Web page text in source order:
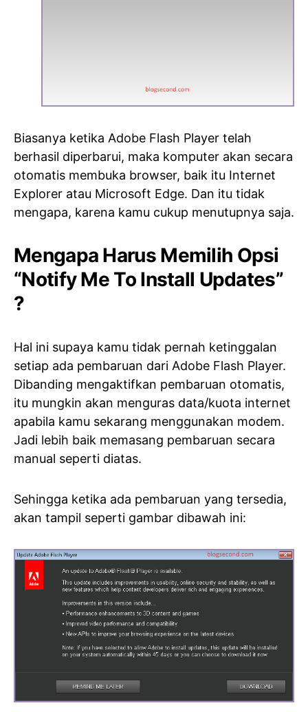
Biasanya ketika Adobe Flash Player telah
berhasil diperbarui, maka komputer akan secara
otomatis membuka browser, baik itu Internet
Explorer atau Microsoft Edge. Dan itu tidak
mengapa, karena kamu cukup menutupnya saja.
Mengapa Harus Memilih Opsi
“Notify Me To Install Updates”
?
Hal ini supaya kamu tidak pernah ketinggalan
setiap ada pembaruan dari Adobe Flash Player.
Dibanding mengaktifkan pembaruan otomatis,
itu mungkin akan menguras data/kuota internet
apabila kamu sekarang menggunakan modem.
Jadi lebih baik memasang pembaruan secara
manual seperti diatas.
Sehingga ketika ada pembaruan yang tersedia,
akan tampil seperti gambar dibawah ini: